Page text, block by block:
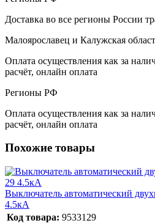
Доставка во все регионы России
Малоярославец и Калужская
Оплата осуществления как за
расчёт, онлайн оплата
Регионы РФ
Оплата осуществления как за
расчёт, онлайн оплата
Похожие товары
Выключатель автоматический
4.5кА
Код товара: 9533129